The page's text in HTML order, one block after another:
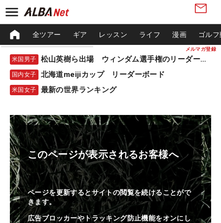
メルマガ登録
全ツアー ギア レッスン ライフ 漫画 ゴル
米国男子 松山英樹ら出場 ウィンダム選手権のリーダーボード
国内女子 北海道meijiカップ リーダーボード
米国女子 最新の世界ランキング
このページが表示されるお客様へ
ページを更新するとサイトの閲覧を続けることがで
きます。
広告ブロッカーやトラッキング防止機能をオンにし